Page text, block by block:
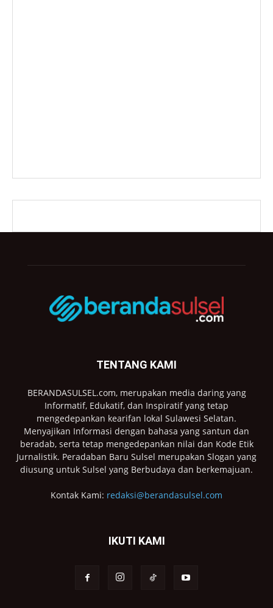
TENTANG KAMI
BERANDASULSEL.com, merupakan media daring yang
Informatif, Edukatif, dan Inspiratif yang tetap
mengedepankan kearifan lokal Sulawesi Selatan.
Menyajikan Informasi dengan bahasa yang santun dan
beradab, serta tetap mengedepankan nilai dan Kode Etik
Jurnalistik. Peradaban Baru Sulsel merupakan Slogan yang
diusung untuk Sulsel yang Berbudaya dan berkemajuan.
Kontak Kami: redaksi@berandasulsel.com
IKUTI KAMI